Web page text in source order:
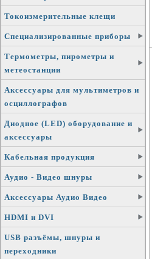
Токоизмерительные клещи
Специализированные приборы
Термометры, пирометры и
метеостанции
Аксессуары для мультиметров и
осциллографов
Диодное (LED) оборудование и
аксессуары
Кабельная продукция
Аудио - Видео шнуры
Аксессуары Аудио Видео
HDMI и DVI
USB разъёмы, шнуры и
переходники